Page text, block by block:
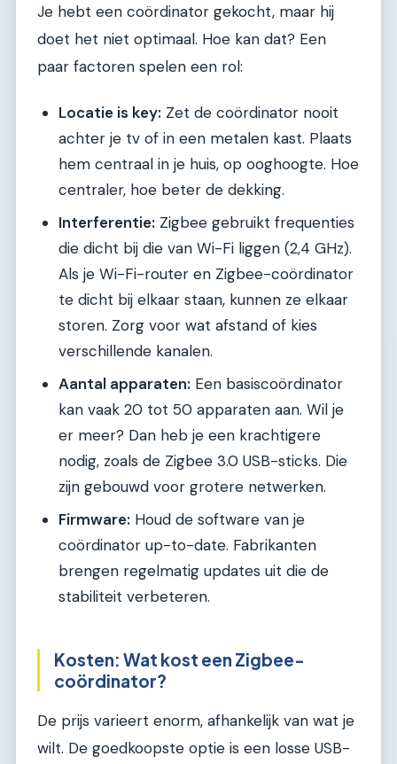
Je hebt een coördinator gekocht, maar hij
doet het niet optimaal. Hoe kan dat? Een
paar factoren spelen een rol:
Locatie is key: Zet de coördinator nooit
achter je tv of in een metalen kast. Plaats
hem centraal in je huis, op ooghoogte. Hoe
centraler, hoe beter de dekking.
Interferentie: Zigbee gebruikt frequenties
die dicht bij die van Wi-Fi liggen (2,4 GHz).
Als je Wi-Fi-router en Zigbee-coördinator
te dicht bij elkaar staan, kunnen ze elkaar
storen. Zorg voor wat afstand of kies
verschillende kanalen.
Aantal apparaten: Een basiscoördinator
kan vaak 20 tot 50 apparaten aan. Wil je
er meer? Dan heb je een krachtigere
nodig, zoals de Zigbee 3.0 USB-sticks. Die
zijn gebouwd voor grotere netwerken.
Firmware: Houd de software van je
coördinator up-to-date. Fabrikanten
brengen regelmatig updates uit die de
stabiliteit verbeteren.
Kosten: Wat kost een Zigbee-
coördinator?
De prijs varieert enorm, afhankelijk van wat je
wilt. De goedkoopste optie is een losse USB-